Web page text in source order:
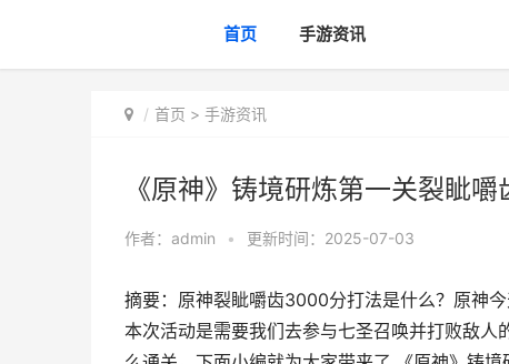
首页 手游资讯
首页 > 手游资讯
《原神》铸境研炼第一关裂眦
作者： admin • 更新时间：2025-07-03
摘要：原神裂眦嚼齿3000分打法是什么？原神
本次活动是需要我们去参与七圣召唤并打败敌